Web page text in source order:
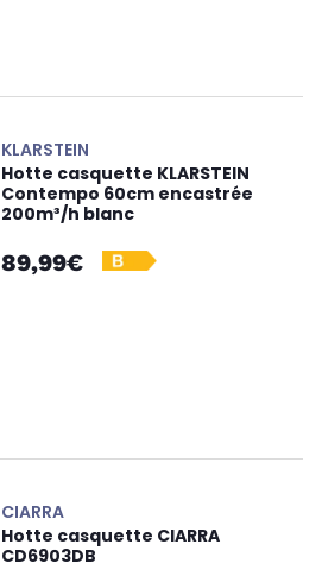
KLARSTEIN
Hotte casquette KLARSTEIN
Contempo 60cm encastrée
200m³/h blanc
89,99€
CIARRA
Hotte casquette CIARRA
CD6903DB